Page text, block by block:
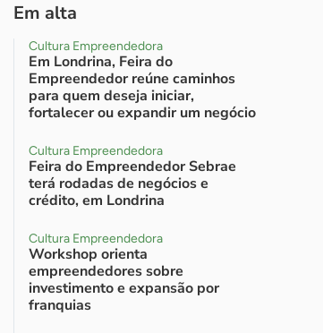
Em alta
Cultura Empreendedora
Em Londrina, Feira do
Empreendedor reúne caminhos
para quem deseja iniciar,
fortalecer ou expandir um negócio
Cultura Empreendedora
Feira do Empreendedor Sebrae
terá rodadas de negócios e
crédito, em Londrina
Cultura Empreendedora
Workshop orienta
empreendedores sobre
investimento e expansão por
franquias